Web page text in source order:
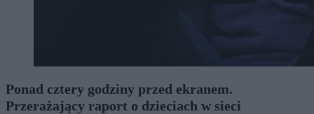
Ponad cztery godziny przed ekranem.
Przerażający raport o dzieciach w sieci